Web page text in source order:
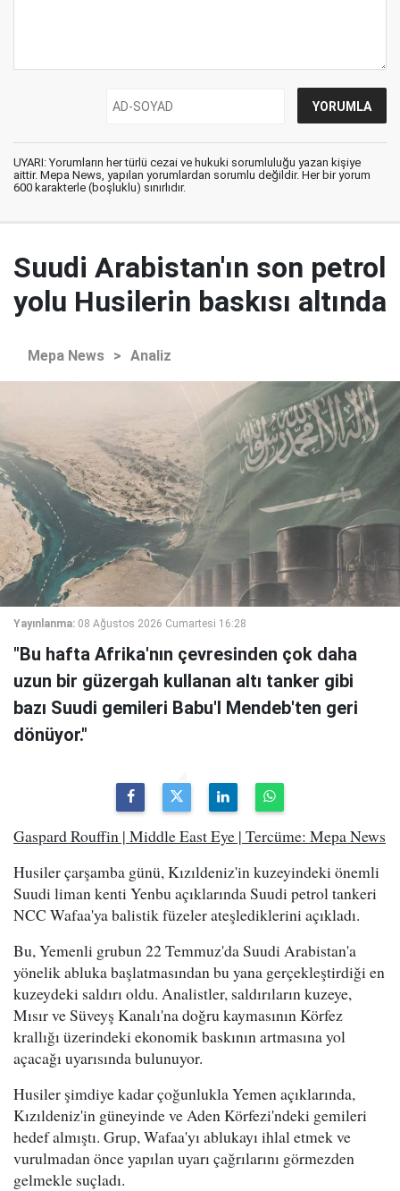
UYARI: Yorumların her türlü cezai ve hukuki sorumluluğu yazan kişiye
aittir. Mepa News, yapılan yorumlardan sorumlu değildir. Her bir yorum
600 karakterle (boşluklu) sınırlıdır.
Suudi Arabistan'ın son petrol
yolu Husilerin baskısı altında
Mepa News > Analiz
Yayınlanma: 08 Ağustos 2026 Cumartesi 16:28
"Bu hafta Afrika'nın çevresinden çok daha
uzun bir güzergah kullanan altı tanker gibi
bazı Suudi gemileri Babu'l Mendeb'ten geri
dönüyor."
Gaspard Rouffin | Middle East Eye | Tercüme: Mepa News
Husiler çarşamba günü, Kızıldeniz'in kuzeyindeki önemli
Suudi liman kenti Yenbu açıklarında Suudi petrol tankeri
NCC Wafaa'ya balistik füzeler ateşlediklerini açıkladı.
Bu, Yemenli grubun 22 Temmuz'da Suudi Arabistan'a
yönelik abluka başlatmasından bu yana gerçekleştirdiği en
kuzeydeki saldırı oldu. Analistler, saldırıların kuzeye,
Mısır ve Süveyş Kanalı'na doğru kaymasının Körfez
krallığı üzerindeki ekonomik baskının artmasına yol
açacağı uyarısında bulunuyor.
Husiler şimdiye kadar çoğunlukla Yemen açıklarında,
Kızıldeniz'in güneyinde ve Aden Körfezi'ndeki gemileri
hedef almıştı. Grup, Wafaa'yı ablukayı ihlal etmek ve
vurulmadan önce yapılan uyarı çağrılarını görmezden
gelmekle suçladı.